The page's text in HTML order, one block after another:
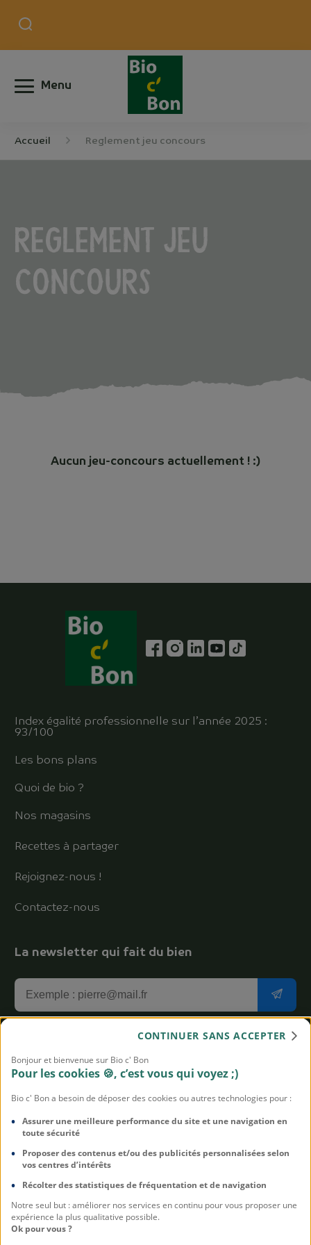
Menu
Accueil Reglement jeu concours
Reglement jeu
concours
Aucun jeu-concours actuellement ! :)
Index égalité professionnelle sur l’année 2025 :
93/100
Les bons plans
Quoi de bio ?
Nos magasins
Recettes à partager
Rejoignez-nous !
Contactez-nous
La newsletter qui fait du bien
J'accepte de recevoir la newsletter aux bons plans Bio
c' Bon
susceptibles, promis. Pour en savoir plus sur notre politique de
Mentions légales
CGU
Politique de confidentialité
Politique sur les cookies et traceurs
Bonjour et bienvenue sur Bio c' Bon
Pour les cookies 🍪, c’est vous qui voyez ;)
Bio c' Bon a besoin de déposer des cookies ou autres technologies pour :
Assurer une meilleure performance du site et une navigation en
toute sécurité
Proposer des contenus et/ou des publicités personnalisées selon
vos centres d’intérêts
Récolter des statistiques de fréquentation et de navigation
Notre seul but : améliorer nos services en continu pour vous proposer une
expérience la plus qualitative possible.
Ok pour vous ?
CONTINUER SANS ACCEPTER